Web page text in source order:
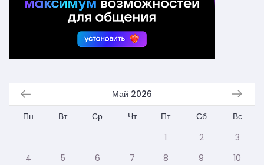
Май 2026
Пн
Вт Ср Чт Пт Сб
Вс
1
2
3
4
5 6 7 8 9
10